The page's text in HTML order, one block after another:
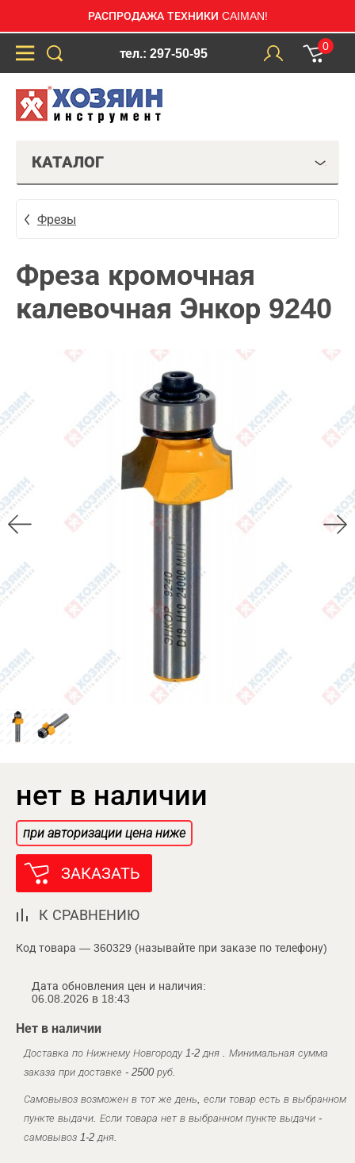
РАСПРОДАЖА ТЕХНИКИ CAIMAN!
тел.: 297-50-95
0
КАТАЛОГ
Фрезы
Фреза кромочная
калевочная Энкор 9240
нет в наличии
при авторизации цена ниже
ЗАКАЗАТЬ
К СРАВНЕНИЮ
Код товара — 360329 (называйте при заказе по телефону)
Дата обновления цен и наличия:
06.08.2026 в 18:43
Нет в наличии
Доставка по Нижнему Новгороду 1-2 дня . Минимальная сумма
заказа при доставке - 2500 руб.
Самовывоз возможен в тот же день, если товар есть в выбранном
пункте выдачи. Если товара нет в выбранном пункте выдачи -
самовывоз 1-2 дня.